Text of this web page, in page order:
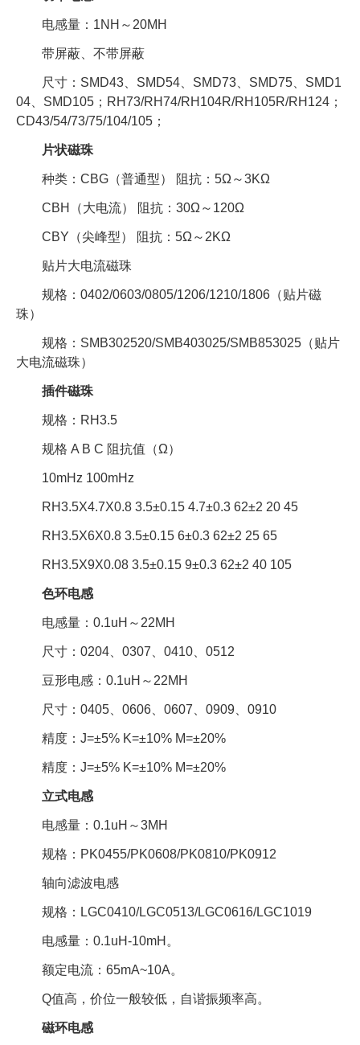
电感量：1NH～20MH
带屏蔽、不带屏蔽
尺寸：SMD43、SMD54、SMD73、SMD75、SMD1
04、SMD105；RH73/RH74/RH104R/RH105R/RH124；
CD43/54/73/75/104/105；
片状磁珠
种类：CBG（普通型） 阻抗：5Ω～3KΩ
CBH（大电流） 阻抗：30Ω～120Ω
CBY（尖峰型） 阻抗：5Ω～2KΩ
贴片大电流磁珠
规格：0402/0603/0805/1206/1210/1806（贴片磁
珠）
规格：SMB302520/SMB403025/SMB853025（贴片
大电流磁珠）
插件磁珠
规格：RH3.5
规格 A B C 阻抗值（Ω）
10mHz 100mHz
RH3.5X4.7X0.8 3.5±0.15 4.7±0.3 62±2 20 45
RH3.5X6X0.8 3.5±0.15 6±0.3 62±2 25 65
RH3.5X9X0.08 3.5±0.15 9±0.3 62±2 40 105
色环电感
电感量：0.1uH～22MH
尺寸：0204、0307、0410、0512
豆形电感：0.1uH～22MH
尺寸：0405、0606、0607、0909、0910
精度：J=±5% K=±10% M=±20%
精度：J=±5% K=±10% M=±20%
立式电感
电感量：0.1uH～3MH
规格：PK0455/PK0608/PK0810/PK0912
轴向滤波电感
规格：LGC0410/LGC0513/LGC0616/LGC1019
电感量：0.1uH-10mH。
额定电流：65mA~10A。
Q值高，价位一般较低，自谐振频率高。
磁环电感